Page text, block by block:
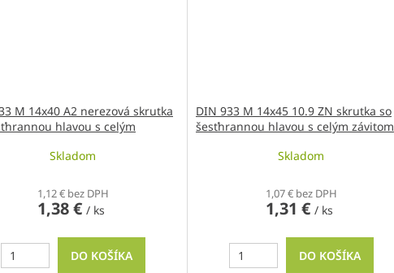
M 14x40 A2 nerezová skrutka
hlavou s celým
Skladom
1,12 € bez DPH
1,38 € / ks
DO KOŠÍKA
DIN 933 M 14x45 10.9 ZN skrutka so
šesťhrannou hlavou s celým závitom
Skladom
1,07 € bez DPH
1,31 € / ks
DO KOŠÍKA